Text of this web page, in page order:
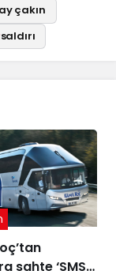
çakın
saldırı
sahte ‘SMS’